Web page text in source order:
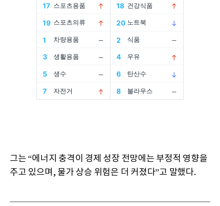
그는 “에너지 충격이 경제 성장 전망에는 부정적 영향을
주고 있으며, 물가 상승 위험은 더 커졌다”고 말했다.